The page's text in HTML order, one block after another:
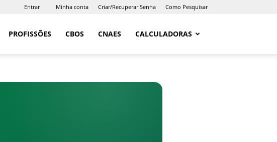
Entrar Minha conta Criar/Recuperar Senha Como Pesquisar
PROFISSÕES CBOS CNAES CALCULADORAS